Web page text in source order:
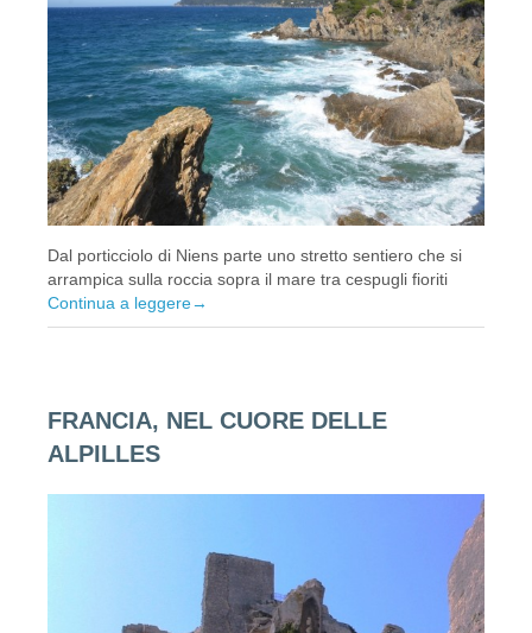
Dal porticciolo di Niens parte uno stretto sentiero che si
arrampica sulla roccia sopra il mare tra cespugli fioriti
Continua a leggere→
FRANCIA, NEL CUORE DELLE
ALPILLES